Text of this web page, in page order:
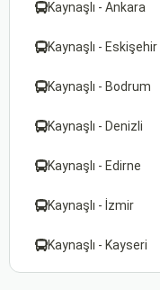
Kaynaşlı - Ankara
Kaynaşlı - Eskişehir
Kaynaşlı - Bodrum
Kaynaşlı - Denizli
Kaynaşlı - Edirne
Kaynaşlı - İzmir
Kaynaşlı - Kayseri